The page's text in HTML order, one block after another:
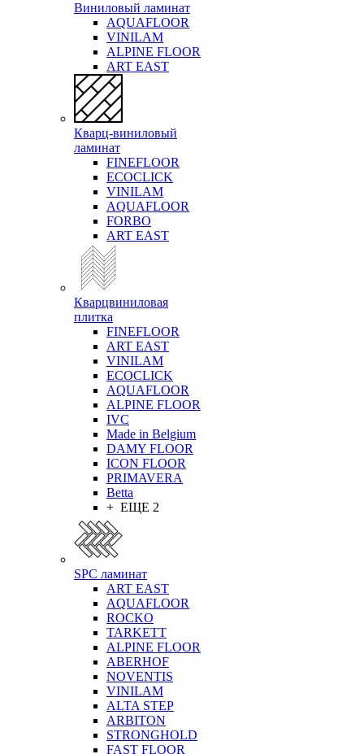
Виниловый ламинат
AQUAFLOOR
VINILAM
ALPINE FLOOR
ART EAST
Кварц-виниловый
ламинат
FINEFLOOR
ECOCLICK
VINILAM
AQUAFLOOR
FORBO
ART EAST
Кварцвиниловая
плитка
FINEFLOOR
ART EAST
VINILAM
ECOCLICK
AQUAFLOOR
ALPINE FLOOR
IVC
Made in Belgium
DAMY FLOOR
ICON FLOOR
PRIMAVERA
Betta
+ ЕЩЕ 2
SPC ламинат
ART EAST
AQUAFLOOR
ROCKO
TARKETT
ALPINE FLOOR
ABERHOF
NOVENTIS
VINILAM
ALTA STEP
ARBITON
STRONGHOLD
FAST FLOOR